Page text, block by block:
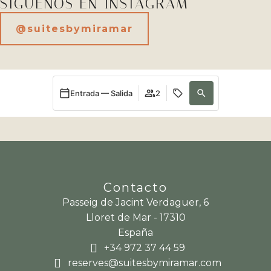
SÍGUENOS EN INSTAGRAM
@suitesbymiramar
Entrada — Salida 2
Contacto
Passeig de Jacint Verdaguer, 6
Lloret de Mar - 17310
España
+34 972 37 44 59
reserves@suitesbymiramar.com